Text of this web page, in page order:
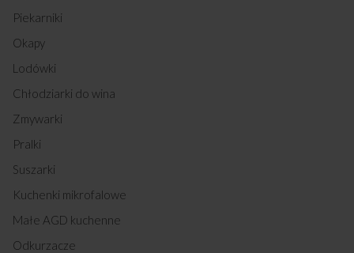
Piekarniki
Okapy
Lodówki
Chłodziarki do wina
Zmywarki
Pralki
Suszarki
Kuchenki mikrofalowe
Małe AGD kuchenne
Odkurzacze